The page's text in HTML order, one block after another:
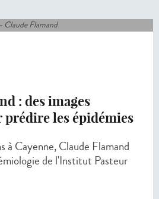
: des images
prédire les épidémies
à Cayenne, Claude Flamand
de l'Institut Pasteur